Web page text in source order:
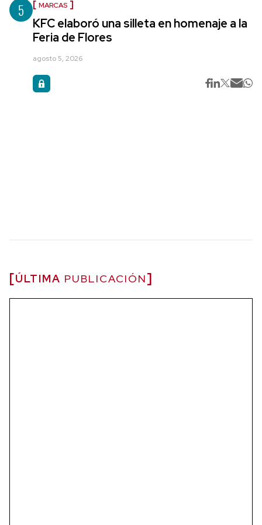
5 MARCAS
KFC elaboró una silleta en homenaje a la
Feria de Flores
agosto 5, 2026
ÚLTIMA PUBLICACIÓN